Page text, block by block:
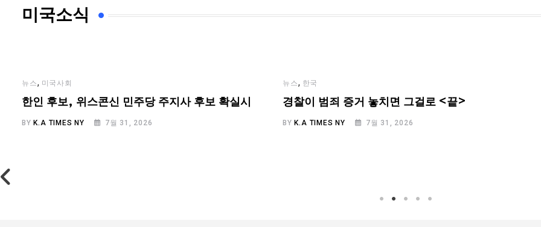
미국소식
뉴스, 미국사회
한인 후보, 위스콘신 민주당 주지사 후보 확실시
BYK.A TIMES NY 7월 31, 2026
뉴스, 한국
경찰이 범죄 증거 놓치면 그걸로 <끝>
BYK.A TIMES NY 7월 31, 2026